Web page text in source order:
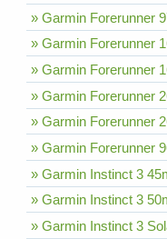
» Garmin Forerunner
» Garmin Forerunner
» Garmin Forerunner
» Garmin Forerunner
» Garmin Forerunner
» Garmin Forerunner
» Garmin Instinct 3
» Garmin Instinct 3
» Garmin Instinct 3